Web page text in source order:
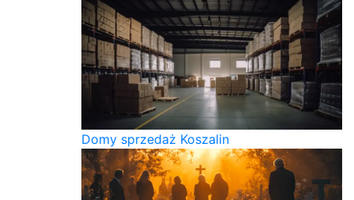
Domy sprzedaż Koszalin